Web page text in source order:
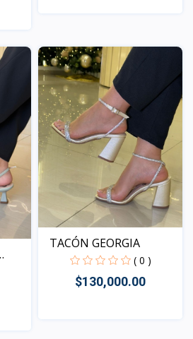
TACÓN GEORGIA
( 0 )
$130,000.00